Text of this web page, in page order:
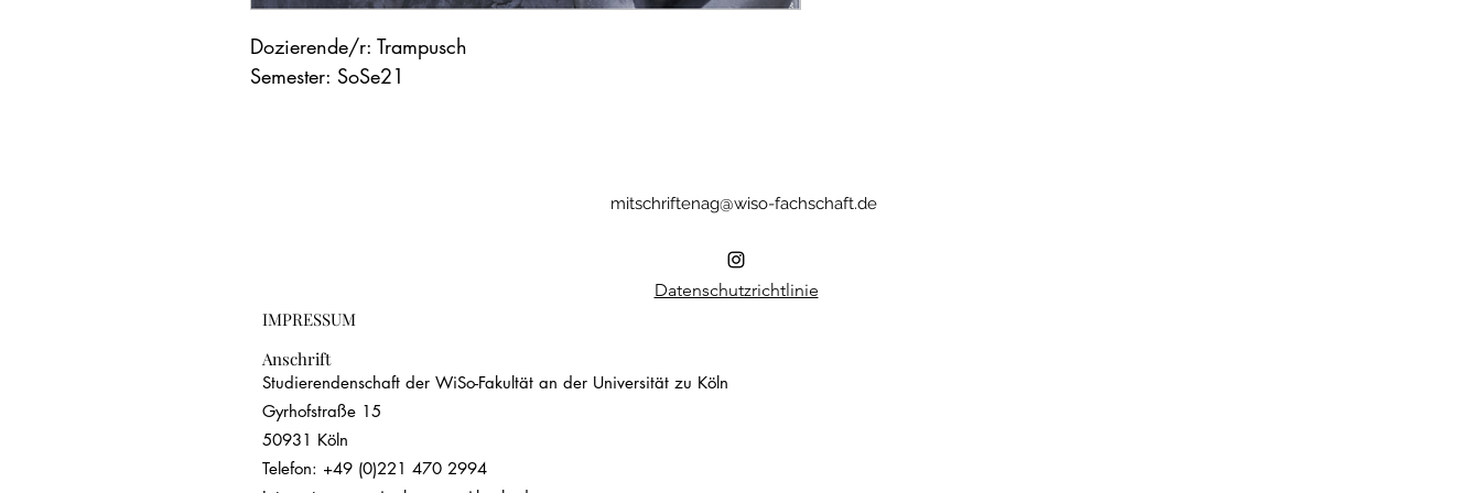
Dozierende/r: Trampusch
Semester: SoSe21
mitschriftenag@wiso-fachschaft.de
Datenschutzrichtlinie
IMPRESSUM
Anschrift
Studierendenschaft der WiSo-Fakultät an der Universität zu Köln
Gyrhofstraße 15
50931 Köln
Telefon: +49 (0)221 470 2994